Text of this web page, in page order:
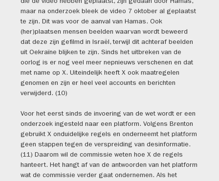
die de video hebben geplaatst, zijn gedaan door Hamas,
maar na onderzoek bleek de video 7 oktober al geplaatst
te zijn. Dit was voor de aanval van Hamas. Ook
(her)plaatsen mensen beelden waarvan wordt beweerd
dat deze zijn gefilmd in Israël, terwijl dit achteraf beelden
uit Oekraïne blijken te zijn. Sinds het uitbreken van de
oorlog is er nog veel meer nepnieuws verschenen en dat
met name op X. Uiteindelijk heeft X ook maatregelen
genomen en zijn er heel veel accounts en berichten
verwijderd. (10)
Voor het eerst sinds de invoering van de wet wordt er een
onderzoek ingesteld naar een platform. Volgens Brenton
gebruikt X onduidelijke regels en onderneemt het platform
geen stappen tegen de verspreiding van desinformatie.
(11) Daarom wil de commissie weten hoe X de regels
hanteert. Het hangt af van de antwoorden van het platform
wat de commissie verder gaat ondernemen. Als het